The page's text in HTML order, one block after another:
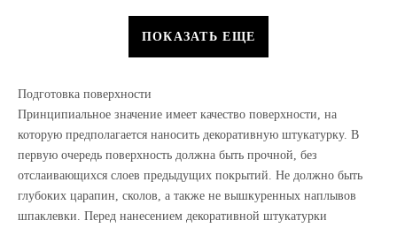
ПОКАЗАТЬ ЕЩЕ
Подготовка поверхности
Принципиальное значение имеет качество поверхности, на
которую предполагается наносить декоративную штукатурку. В
первую очередь поверхность должна быть прочной, без
отслаивающихся слоев предыдущих покрытий. Не должно быть
глубоких царапин, сколов, а также не вышкуренных наплывов
шпаклевки. Перед нанесением декоративной штукатурки